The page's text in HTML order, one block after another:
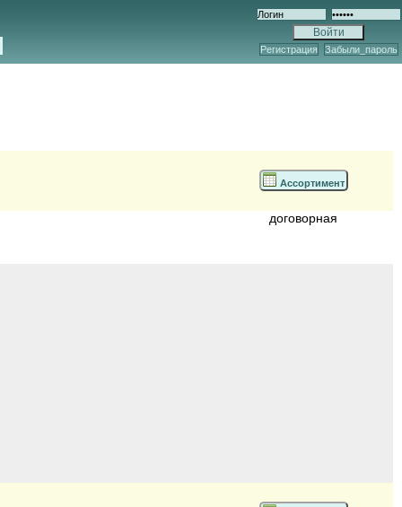
Регистрация Забыли_пароль
Ассортимент
договорная